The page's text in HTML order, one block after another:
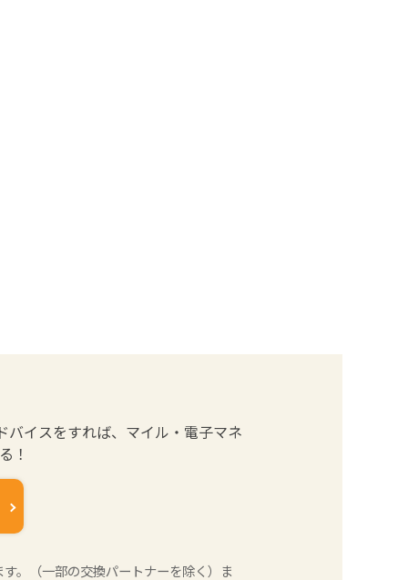
イスをすれば、マイル・電子マネ
！
。（一部の交換パートナーを除く）ま